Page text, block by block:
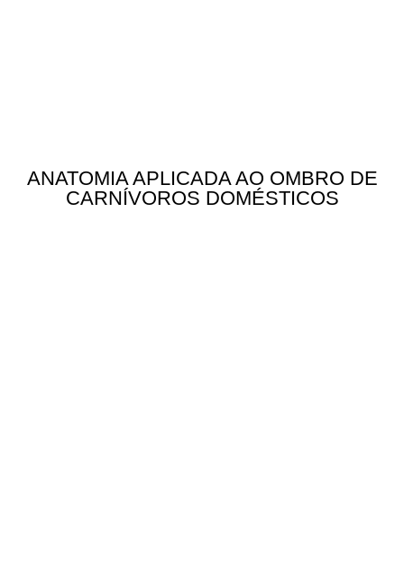
ANATOMIA APLICADA AO OMBRO DE
CARNÍVOROS DOMÉSTICOS